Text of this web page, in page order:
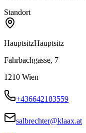
Standort
HauptsitzHauptsitz
Fahrbachgasse, 7
1210 Wien
+436642183559
salbrechter@klaax.at